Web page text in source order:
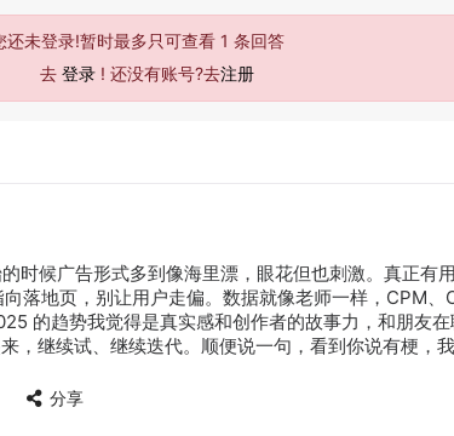
还未登录!暂时最多只可查看 1 条回答
去 登录 ! 还没有账号?去注册
时候广告形式多到像海里漂，眼花但也刺激。真正有
落地页，别让用户走偏。数据就像老师一样，CPM、
的趋势我觉得是真实感和创作者的故事力，和朋友
，继续试、继续迭代。顺便说一句，看到你说有梗，我
分享